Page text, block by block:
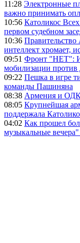
11:28 Электронные
важно принимать
10:56 Католикос
первом судебном
10:36
интеллект хромает,
09:51 Фронт "НЕТ":
мобилизации против
09:22 Пешка в игре
команды Пашиняна
08:38 Армения и
08:05 Крупнейшая
поддержала
04:02 Как прошел
музыкальные